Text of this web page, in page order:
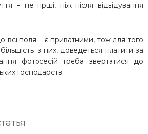
– не гірші, ніж після відвідування
всі поля – є приватними, тож для того
із них, доведеться платити за
фотосесій треба звертатися до
господарств.